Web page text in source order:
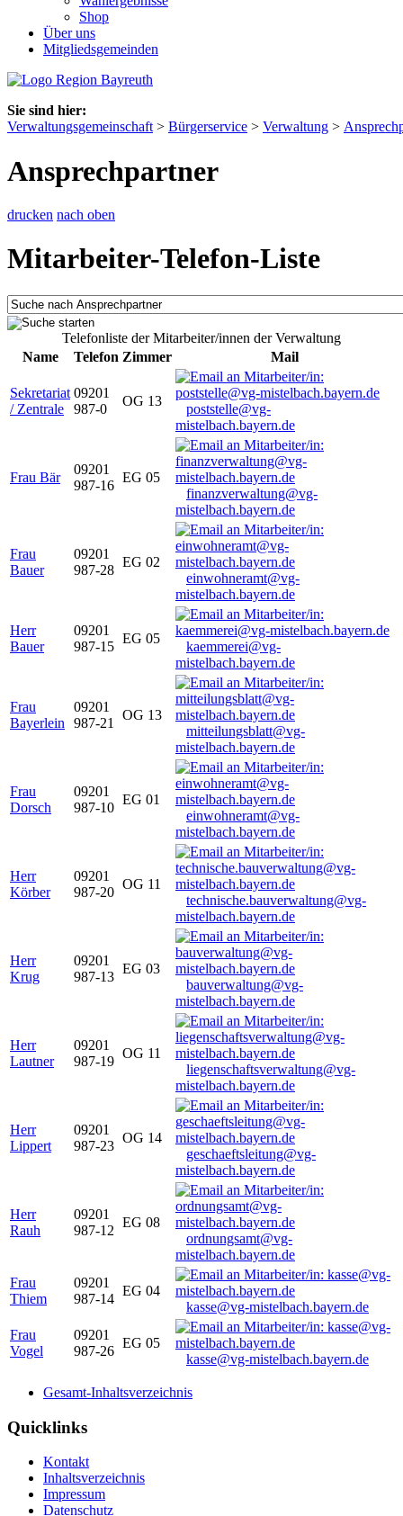
Shop
Über uns
Mitgliedsgemeinden
Sie sind hier:
Verwaltungsgemeinschaft > Bürgerservice > Verwaltung >
Ansprechpartner
drucken nach oben
Mitarbeiter-Telefon-Liste
Telefonliste der Mitarbeiter/innen der Verwaltung
Name
Telefon Zimmer Mail
Sekretariat
/ Zentrale
09201
987-0
OG 13
poststelle@vg-
mistelbach.bayern.de
Frau Bär
09201
987-16
EG 05
finanzverwaltung@vg-
mistelbach.bayern.de
Frau
Bauer
09201
987-28
EG 02
einwohneramt@vg-
mistelbach.bayern.de
Herr
Bauer
09201
987-15
EG 05
kaemmerei@vg-
mistelbach.bayern.de
Frau
Bayerlein
09201
987-21
OG 13
mitteilungsblatt@vg-
mistelbach.bayern.de
Frau
Dorsch
09201
987-10
EG 01
einwohneramt@vg-
mistelbach.bayern.de
Herr
Körber
09201
987-20
OG 11
technische.bauverwaltung@vg-
mistelbach.bayern.de
Herr
Krug
09201
987-13
EG 03
bauverwaltung@vg-
mistelbach.bayern.de
Herr
Lautner
09201
987-19
OG 11
liegenschaftsverwaltung@vg-
mistelbach.bayern.de
Herr
Lippert
09201
987-23
OG 14
geschaeftsleitung@vg-
mistelbach.bayern.de
Herr
Rauh
09201
987-12
EG 08
ordnungsamt@vg-
mistelbach.bayern.de
Frau
Thiem
09201
987-14
EG 04
kasse@vg-mistelbach.bayern.de
Frau
Vogel
09201
987-26
EG 05
kasse@vg-mistelbach.bayern.de
Gesamt-Inhaltsverzeichnis
Quicklinks
Kontakt
Inhaltsverzeichnis
Impressum
Datenschutz